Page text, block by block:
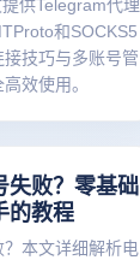
和SOCKS5
技巧与多账号管
效使用。
失败？零基础
的教程
本文详细解析电